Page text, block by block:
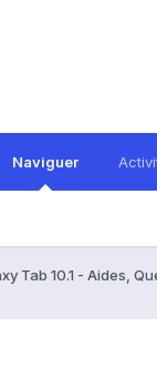
Naviguer
Tab 10.1 - Aides,